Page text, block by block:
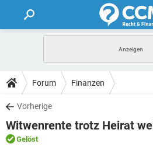
FORUM
TIPPS
LEXIKON
Forum Finanzen
Vorherige
Witwenrente trotz Heirat
Gelöst